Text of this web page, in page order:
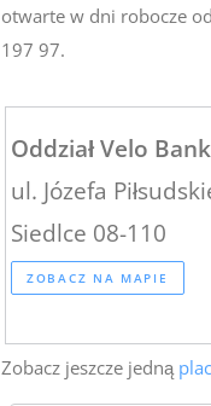
otwarte w dni robocze
197 97.
Oddział Velo Bank
ul. Józefa
Siedlce 08-110
ZOBACZ NA MAPIE
Zobacz jeszcze jedną